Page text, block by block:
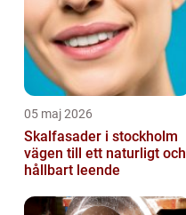
05 maj 2026
Skalfasader i stockholm
vägen till ett naturligt och
hållbart leende